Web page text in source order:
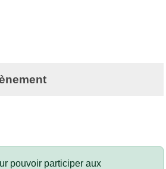
pouvoir participer aux